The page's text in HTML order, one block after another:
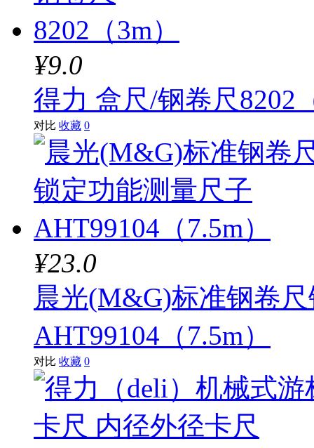
¥9.0
得力 盒尺/钢卷尺8202
对比 收藏 0
¥23.0
晨光(M&G)标准钢卷
AHT99104（7.5m）
对比 收藏 0